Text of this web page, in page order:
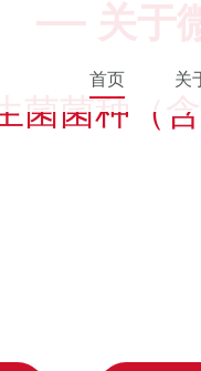
首页 关
关于
菌菌种（